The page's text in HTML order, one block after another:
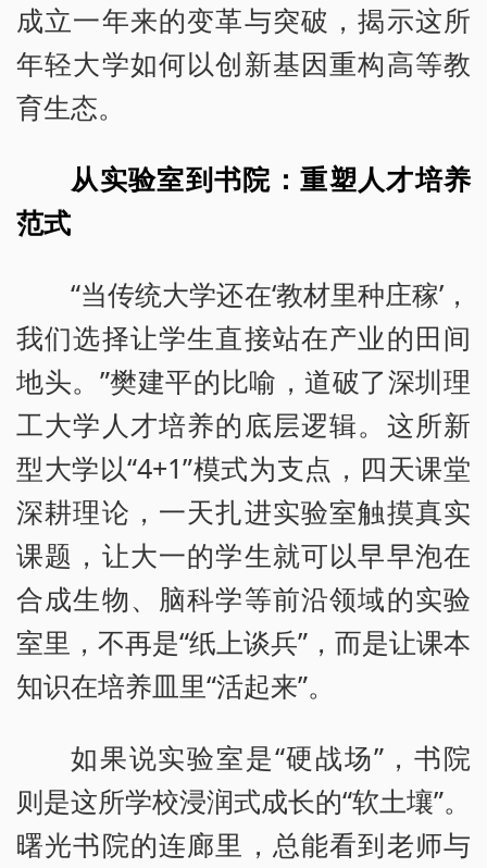
成立一年来的变革与突破，揭示这所
年轻大学如何以创新基因重构高等教
育生态。
从实验室到书院：重塑人才培养
范式
“当传统大学还在‘教材里种庄稼’，
我们选择让学生直接站在产业的田间
地头。”樊建平的比喻，道破了深圳理
工大学人才培养的底层逻辑。这所新
型大学以“4+1”模式为支点，四天课堂
深耕理论，一天扎进实验室触摸真实
课题，让大一的学生就可以早早泡在
合成生物、脑科学等前沿领域的实验
室里，不再是“纸上谈兵”，而是让课本
知识在培养皿里“活起来”。
如果说实验室是“硬战场”，书院
则是这所学校浸润式成长的“软土壤”。
曙光书院的连廊里，总能看到老师与